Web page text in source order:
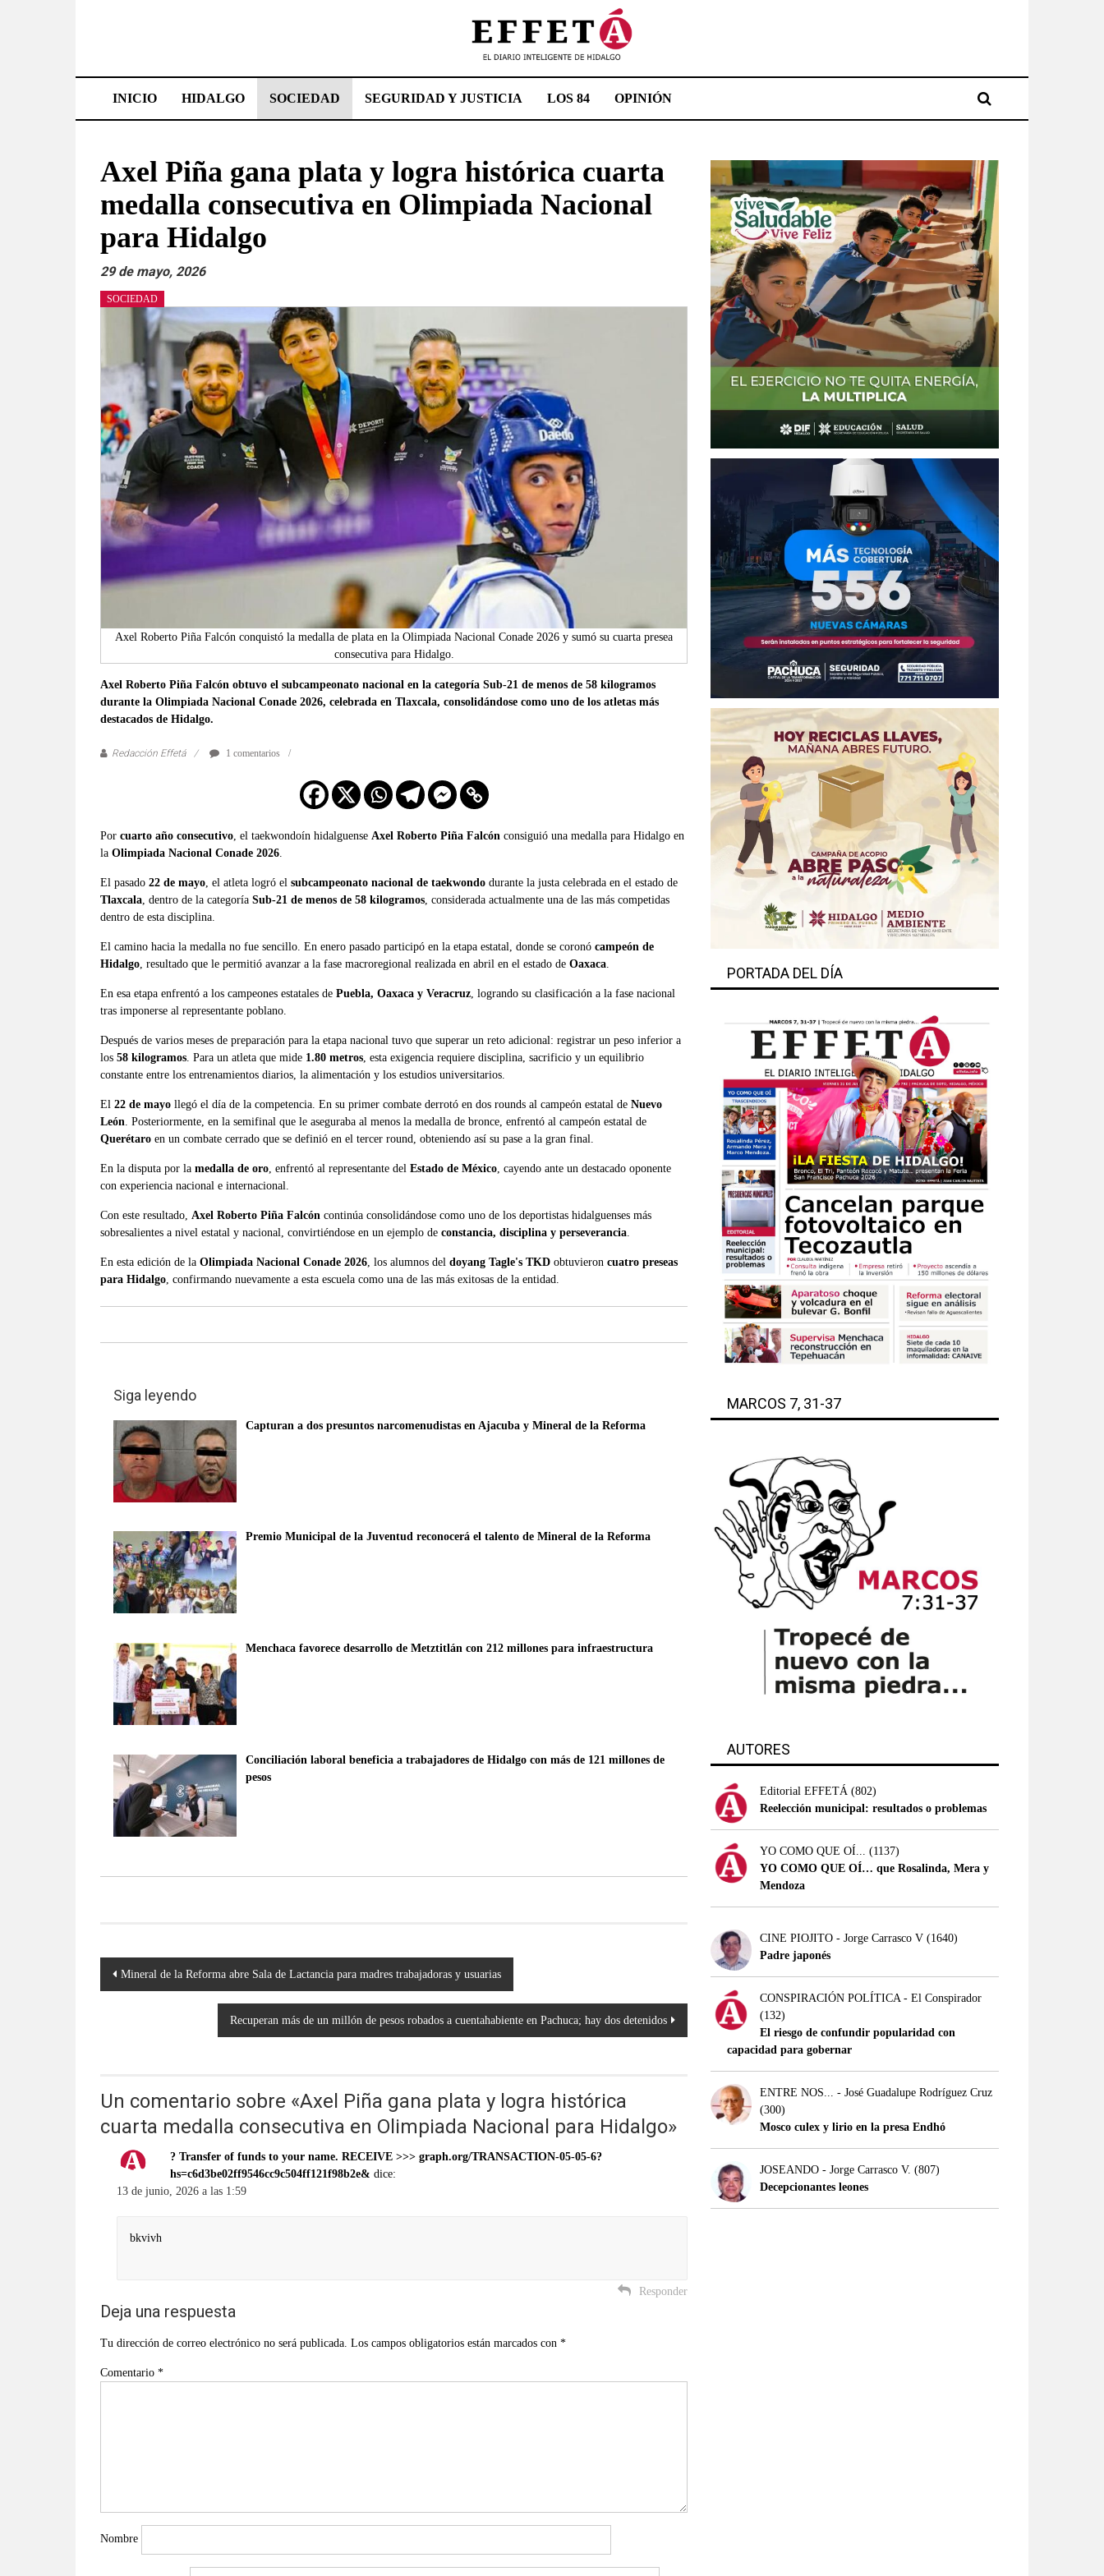
El
periódico
de
Hidalgo
Las
noticias
más
importantes
verificadas
al
instante,
así
como
análisis
serio
y
de
mismas.
INICIO HIDALGO SOCIEDAD SEGURIDAD Y JUSTICIA LOS 84 OPINIÓN
Axel Piña gana plata y logra histórica cuarta
medalla consecutiva en Olimpiada Nacional
para Hidalgo
29 de mayo, 2026
Axel Roberto Piña Falcón conquistó la medalla de plata en la Olimpiada Nacional Conade 2026 y sumó su cuarta presea
consecutiva para Hidalgo.
SOCIEDAD
Axel Roberto Piña Falcón obtuvo el subcampeonato nacional en la categoría Sub-21 de menos de 58 kilogramos
durante la Olimpiada Nacional Conade 2026, celebrada en Tlaxcala, consolidándose como uno de los atletas más
destacados de Hidalgo.
Redacción Effetá 1 comentarios
Por cuarto año consecutivo , el taekwondoín hidalguense Axel Roberto Piña Falcón consiguió una medalla para Hidalgo en
la Olimpiada Nacional Conade 2026
El pasado 22 de mayo , el atleta logró el subcampeonato nacional de taekwondo durante la justa celebrada en el estado de
Tlaxcala , dentro de la categoría Sub-21 de menos de 58 kilogramos , considerada actualmente una de las más competidas
dentro de esta disciplina.
El camino hacia la medalla no fue sencillo. En enero pasado participó en la etapa estatal, donde se coronó campeón de
Hidalgo , resultado que le permitió avanzar a la fase macroregional realizada en abril en el estado de Oaxaca
En esa etapa enfrentó a los campeones estatales de Puebla, Oaxaca y Veracruz , logrando su clasificación a la fase nacional
tras imponerse al representante poblano.
Después de varios meses de preparación para la etapa nacional tuvo que superar un reto adicional: registrar un peso inferior a
los 58 kilogramos . Para un atleta que mide 1.80 metros , esta exigencia requiere disciplina, sacrificio y un equilibrio
constante entre los entrenamientos diarios, la alimentación y los estudios universitarios.
El 22 de mayo llegó el día de la competencia. En su primer combate derrotó en dos rounds al campeón estatal de Nuevo
León . Posteriormente, en la semifinal que le aseguraba al menos la medalla de bronce, enfrentó al campeón estatal de
Querétaro en un combate cerrado que se definió en el tercer round, obteniendo así su pase a la gran final.
En la disputa por la medalla de oro , enfrentó al representante del Estado de México , cayendo ante un destacado oponente
con experiencia nacional e internacional.
Con este resultado, Axel Roberto Piña Falcón continúa consolidándose como uno de los deportistas hidalguenses más
sobresalientes a nivel estatal y nacional, convirtiéndose en un ejemplo de constancia, disciplina y perseverancia
En esta edición de la Olimpiada Nacional Conade 2026 , los alumnos del doyang Tagle's TKD obtuvieron cuatro preseas
para Hidalgo , confirmando nuevamente a esta escuela como una de las más exitosas de la entidad.
Siga leyendo
Capturan a dos presuntos narcomenudistas en Ajacuba y Mineral de la Reforma
Premio Municipal de la Juventud reconocerá el talento de Mineral de la Reforma
Menchaca favorece desarrollo de Metztitlán con 212 millones para infraestructura
Conciliación laboral beneficia a trabajadores de Hidalgo con más de 121 millones de
pesos
Navegación
de
Mineral de la Reforma abre Sala de Lactancia para madres trabajadoras y usuarias
Recuperan más de un millón de pesos robados a cuentahabiente en Pachuca; hay dos detenidos
Un comentario sobre «Axel Piña gana plata y logra histórica
cuarta medalla consecutiva en Olimpiada Nacional para Hidalgo»
? Transfer of funds to your name. RECEIVE >>> graph.org/TRANSACTION-05-05-6?
hs=c6d3be02ff9546cc9c504ff121f98b2e& dice:
13 de junio, 2026 a las 1:59
bkvivh
Responder
Deja una respuesta
Tu dirección de correo electrónico no será publicada. Los campos obligatorios están marcados con *
Comentario *
Nombre
PORTADA DEL DÍA
MARCOS 7, 31-37
AUTORES
Editorial EFFETÁ (802)
Reelección municipal: resultados o problemas
YO COMO QUE OÍ... (1137)
YO COMO QUE OÍ… que Rosalinda, Mera y
Mendoza
CINE PIOJITO - Jorge Carrasco V (1640)
Padre japonés
CONSPIRACIÓN POLÍTICA - El Conspirador
(132)
El riesgo de confundir popularidad con
capacidad para gobernar
ENTRE NOS... - José Guadalupe Rodríguez Cruz
(300)
Mosco culex y lirio en la presa Endhó
JOSEANDO - Jorge Carrasco V. (807)
Decepcionantes leones